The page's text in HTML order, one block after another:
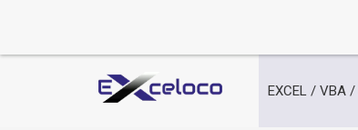
EXCEL / VBA /